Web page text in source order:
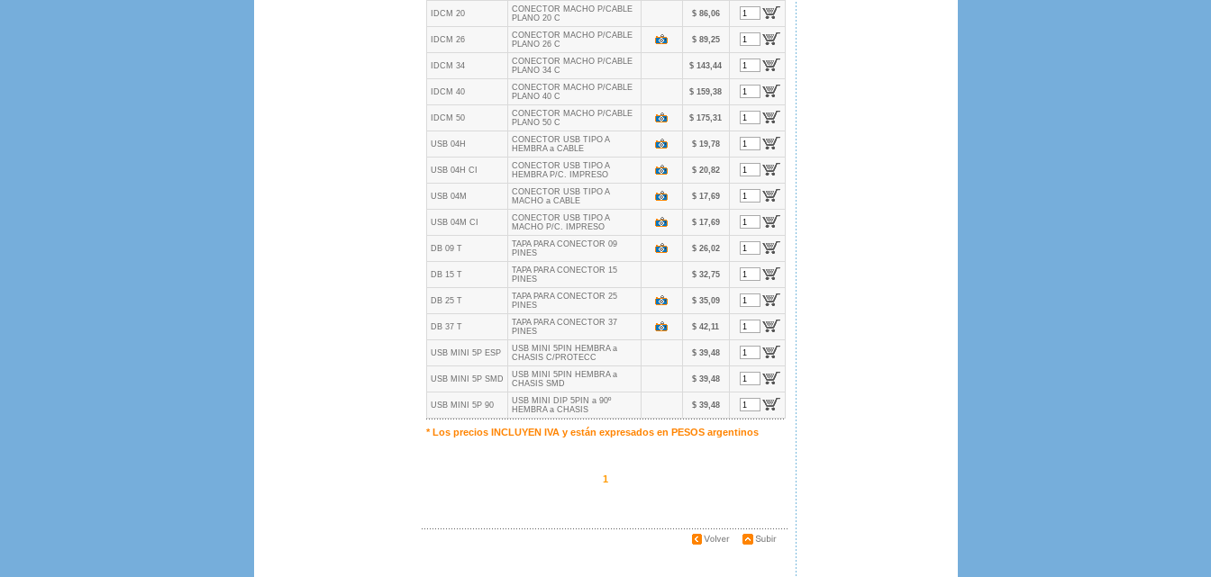
IDCM 20
CONECTOR MACHO P/CABLE
PLANO 20 C
$ 86,06
IDCM 26
CONECTOR MACHO P/CABLE
PLANO 26 C
$ 89,25
IDCM 34
CONECTOR MACHO P/CABLE
PLANO 34 C
$ 143,44
IDCM 40
CONECTOR MACHO P/CABLE
PLANO 40 C
$ 159,38
IDCM 50
CONECTOR MACHO P/CABLE
PLANO 50 C
$ 175,31
USB 04H
CONECTOR USB TIPO A
HEMBRA a CABLE
$ 19,78
USB 04H CI
CONECTOR USB TIPO A
HEMBRA P/C. IMPRESO
$ 20,82
USB 04M
CONECTOR USB TIPO A
MACHO a CABLE
$ 17,69
USB 04M CI
CONECTOR USB TIPO A
MACHO P/C. IMPRESO
$ 17,69
DB 09 T
TAPA PARA CONECTOR 09
PINES
$ 26,02
DB 15 T
TAPA PARA CONECTOR 15
PINES
$ 32,75
DB 25 T
TAPA PARA CONECTOR 25
PINES
$ 35,09
DB 37 T
TAPA PARA CONECTOR 37
PINES
$ 42,11
USB MINI 5P ESP
USB MINI 5PIN HEMBRA a
CHASIS C/PROTECC
$ 39,48
USB MINI 5P SMD
USB MINI 5PIN HEMBRA a
CHASIS SMD
$ 39,48
USB MINI 5P 90
USB MINI DIP 5PIN a 90º
HEMBRA a CHASIS
$ 39,48
* Los precios INCLUYEN IVA y están expresados en PESOSargentinos
1